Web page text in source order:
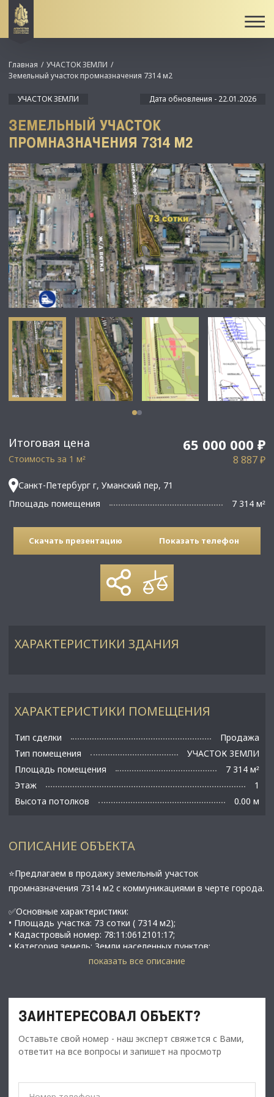
Итоговая цена 65 000 000 ₽
Стоимость за 1 м² 8 887 ₽
Санкт-Петербург г, Уманский пер, 71
Площадь помещения
7 314 м²
Главная
УЧАСТОК ЗЕМЛИ
Зeмельный учaсток пpoмнaзнaчeния 7314 м2
УЧАСТОК ЗЕМЛИ Дата обновления - 22.01.2026
ЗEМЕЛЬНЫЙ УЧAСТОК
ПPOМНAЗНAЧEНИЯ 7314 М2
Скачать презентацию Показать телефон
ХАРАКТЕРИСТИКИ ПОМЕЩЕНИЯ
Тип сделки
Продажа
Тип помещения
УЧАСТОК ЗЕМЛИ
Площадь помещения
7 314 м²
Этаж
1
Высота потолков
0.00 м
ХАРАКТЕРИСТИКИ ЗДАНИЯ
ОПИСАНИЕ ОБЪЕКТА
⭐Предлагаем в продажу зeмельный учaсток
пpoмнaзнaчeния 7314 м2 с коммуникациями в черте города.
✅Основные характеристики:
• Площадь участка: 73 сотки ( 7314 м2);
• Кадастровый номер: 78:11:0612101:17;
• Категория земель: Земли населенных пунктов;
• ВРИ: для размещения складских объектов
⭐Стоимость, условия сделки:
• Цена продажи: 65 000 000 рублей
показать все описание
ЗАИНТЕРЕСОВАЛ ОБЪЕКТ?
Оставьте свой номер - наш эксперт свяжется с Вами,
ответит на все вопросы и запишет на просмотр